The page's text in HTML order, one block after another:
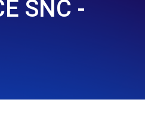
SNC -